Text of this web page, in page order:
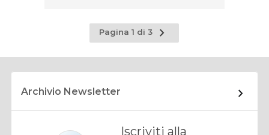
Pagina 1 di 3
Pagina
successiva
Archivio Newsletter
Iscriviti alla